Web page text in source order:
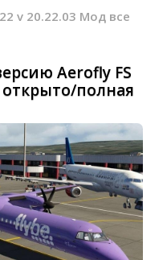
v 20.22.03 Мод все
Aerofly FS
открыто/полная